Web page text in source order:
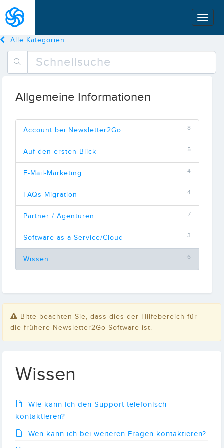
Alle Kategorien
Allgemeine Informationen
8
Account bei Newsletter2Go
5
Auf den ersten Blick
4
E-Mail-Marketing
4
FAQs Migration
7
Partner / Agenturen
3
Software as a Service/Cloud
6
Wissen
Bitte beachten Sie, dass dies der Hilfebereich für
die frühere Newsletter2Go Software ist.
Wissen
Wie kann ich den Support telefonisch
kontaktieren?
Wen kann ich bei weiteren Fragen kontaktieren?